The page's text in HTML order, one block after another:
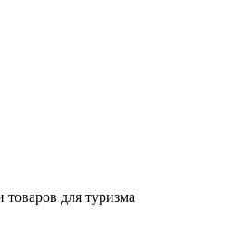
для туризма